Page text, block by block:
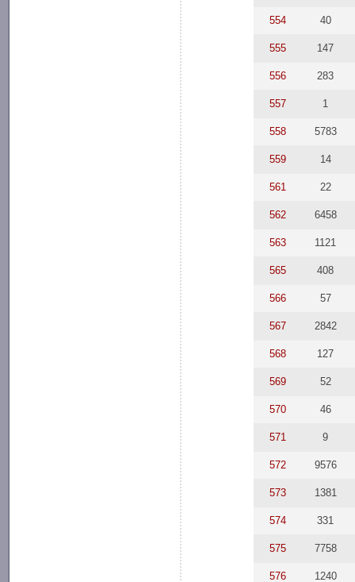
554 40
555 147
556 283
557 1
558 5783
559 14
561 22
562 6458
563 1121
565 408
566 57
567 2842
568 127
569 52
570 46
571 9
572 9576
573 1381
574 331
575 7758
576 1240